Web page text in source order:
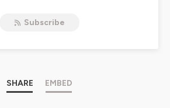
Subscribe
SHARE EMBED